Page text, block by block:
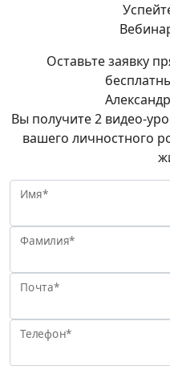
Оставьте заявку
Вы получите 2 видео-
вашего личностного
Имя*
Фамилия*
Почта*
Телефон*